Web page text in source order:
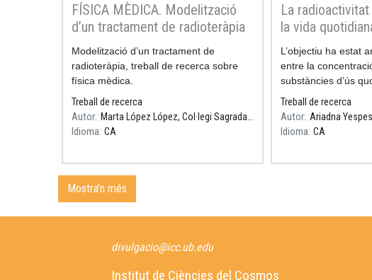
FÍSICA MÈDICA. Modelització
d’un tractament de radioteràpia
Resum
Modelització d’un tractament de
radioteràpia, treball de recerca sobre
física mèdica.
Treball de recerca
Autor
Marta López López, Col·legi Sagrada Família Gavà, Tutor: Daniel Parcerisas
Idioma CA
La
la vida
perill infundat?
Resum
L’objectiu ha estat
entre la
substàncies d’ús
de la radiació beta
Treball de recerca
Autor Ariadna
Idioma CA
Mostra'n més
divulgacio@icc.ub.edu
Institut de Ciències del Cosmos